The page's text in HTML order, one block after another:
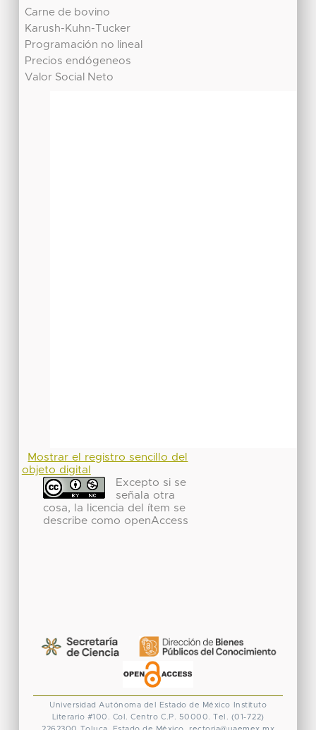
Carne de bovino
Karush-Kuhn-Tucker
Programación no lineal
Precios endógeneos
Valor Social Neto
Mostrar el registro sencillo del
objeto digital
Excepto si se
señala otra
cosa, la licencia del ítem se
describe como openAccess
Universidad Autónoma del Estado de México
Instituto
Literario #100. Col. Centro C.P. 50000. Tel. (01-722)